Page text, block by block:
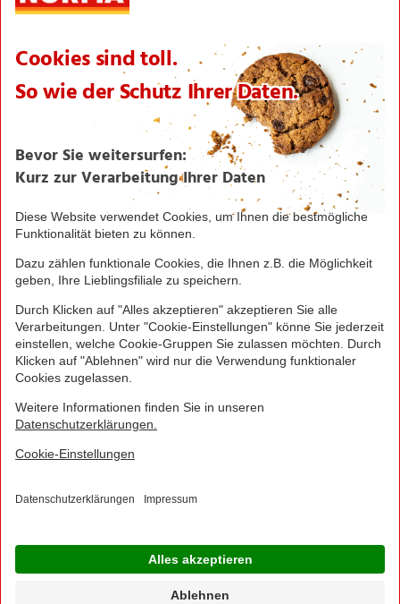
Filialnetz
Karriere
Verantwortung/CSR
NORMA News
Seite drucken
Nach oben
Greifen Sie schnell zu! Alle angegebenen Preise in
Irrtümer durch Schreib-, Programmier- und
Datenübertragungsfehler sind vorbehalten.
© 2016 - 2026 NORMA Lebensmittelfilialbetrieb
Stiftung & Co. KG
Sitemap Kontakt
Barrierefreiheitserklärung Compliance
Jetzt Ihre NORMA Filiale auswählen und noch
mehr Angebote entdecken!
Geben Sie über "Meine Filiale" Ihre PLZ ein und sehen Sie alle Angebote aus Ihrer
Region.